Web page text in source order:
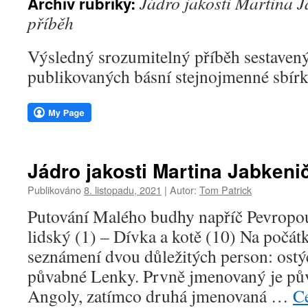
webu
příběh
Výsledný srozumitelný příběh
publikovaných básní stejnojmenné
Jádro jakosti Martina
Publikováno8. listopadu, 2021 | Autor: Tom Patrick
Putování Malého budhy napříč
lidský (1) – Dívka a kotě (10) Na
seznámení dvou důležitých person:
půvabné Lenky. Prvně jmenovaný je
Angoly, zatímco druhá jmenovaná …